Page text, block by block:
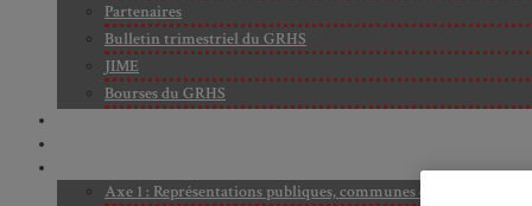
Partenaires
Bulletin trimestriel du GRHS
JIME
Bourses du GRHS
Axe 1 : Représentations publiques, communes et privées de la